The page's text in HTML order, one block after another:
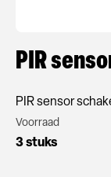
PIR
PIR sensor
Voorraad
3 stuks